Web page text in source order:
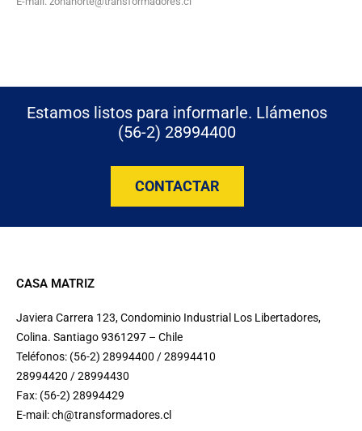
Estamos listos para informarle. Llámenos
(56-2) 28994400
CONTACTAR
CASA MATRIZ
Javiera Carrera 123, Condominio Industrial Los Libertadores,
Colina. Santiago 9361297 – Chile
Teléfonos: (56-2) 28994400 / 28994410
28994420 / 28994430
Fax: (56-2) 28994429
E-mail:ch@transformadores.cl